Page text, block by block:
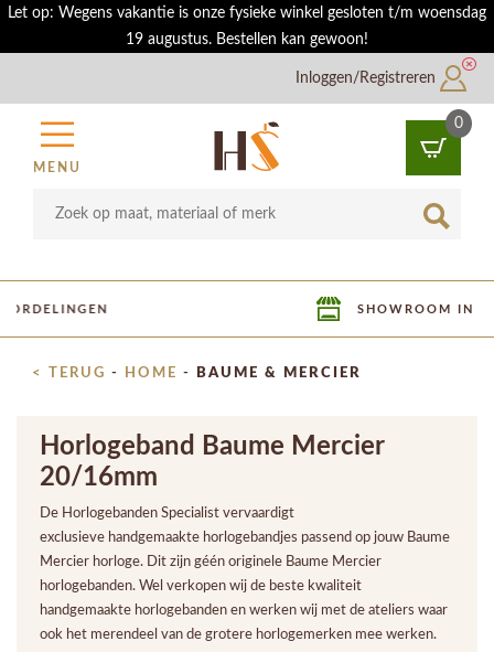
Let op: Wegens vakantie is onze fysieke winkel gesloten t/m woensdag
19 augustus. Bestellen kan gewoon!
Inloggen/Registreren
MENU
0
SHOWROOM IN UTRECHT
< TERUG - HOME - BAUME & MERCIER
Horlogeband Baume Mercier
20/16mm
De Horlogebanden Specialist vervaardigt
exclusieve handgemaakte horlogebandjes passend op jouw Baume
Mercier horloge. Dit zijn géén originele Baume Mercier
horlogebanden. Wel verkopen wij de beste kwaliteit
handgemaakte horlogebanden en werken wij met de ateliers waar
ook het merendeel van de grotere horlogemerken mee werken.